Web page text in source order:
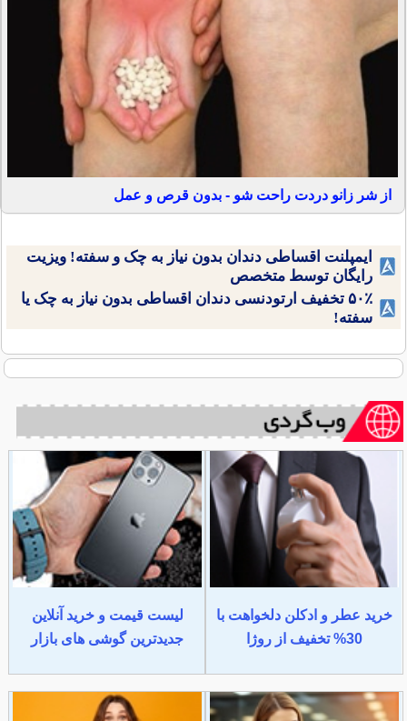
از شر زانو دردت راحت شو - بدون قرص و عمل
ایمپلنت اقساطی دندان بدون نیاز به چک و سفته! ویزیت
رایگان توسط متخصص
۵۰٪ تخفیف ارتودنسی دندان اقساطی بدون نیاز به چک یا
سفته!
خرید عطر و ادکلن دلخواهت با
30% تخفیف از روژا
لیست قیمت و خرید آنلاین
جدیدترین گوشی های بازار